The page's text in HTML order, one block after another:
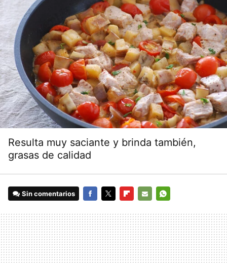
Resulta muy saciante y brinda también,
grasas de calidad
Sin comentarios
MAIL